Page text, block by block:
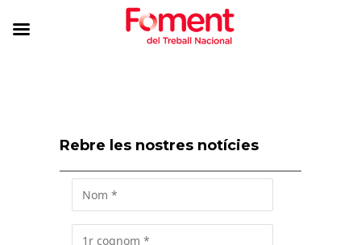
Rebre les nostres notícies